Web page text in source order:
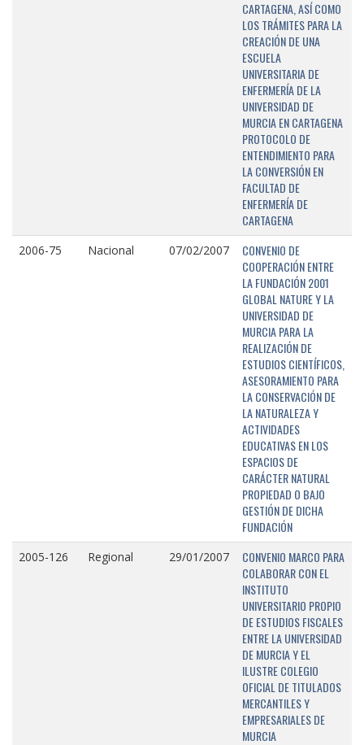
CARTAGENA, ASÍ COMO
LOS TRÁMITES PARA LA
CREACIÓN DE UNA
ESCUELA
UNIVERSITARIA DE
ENFERMERÍA DE LA
UNIVERSIDAD DE
MURCIA EN CARTAGENA
PROTOCOLO DE
ENTENDIMIENTO PARA
LA CONVERSIÓN EN
FACULTAD DE
ENFERMERÍA DE
CARTAGENA
2006-75 Nacional 07/02/2007
CONVENIO DE
COOPERACIÓN ENTRE
LA FUNDACIÓN 2001
GLOBAL NATURE Y LA
UNIVERSIDAD DE
MURCIA PARA LA
REALIZACIÓN DE
ESTUDIOS CIENTÍFICOS,
ASESORAMIENTO PARA
LA CONSERVACIÓN DE
LA NATURALEZA Y
ACTIVIDADES
EDUCATIVAS EN LOS
ESPACIOS DE
CARÁCTER NATURAL
PROPIEDAD O BAJO
GESTIÓN DE DICHA
FUNDACIÓN
2005-126 Regional 29/01/2007
CONVENIO MARCO PARA
COLABORAR CON EL
INSTITUTO
UNIVERSITARIO PROPIO
DE ESTUDIOS FISCALES
ENTRE LA UNIVERSIDAD
DE MURCIA Y EL
ILUSTRE COLEGIO
OFICIAL DE TITULADOS
MERCANTILES Y
EMPRESARIALES DE
MURCIA